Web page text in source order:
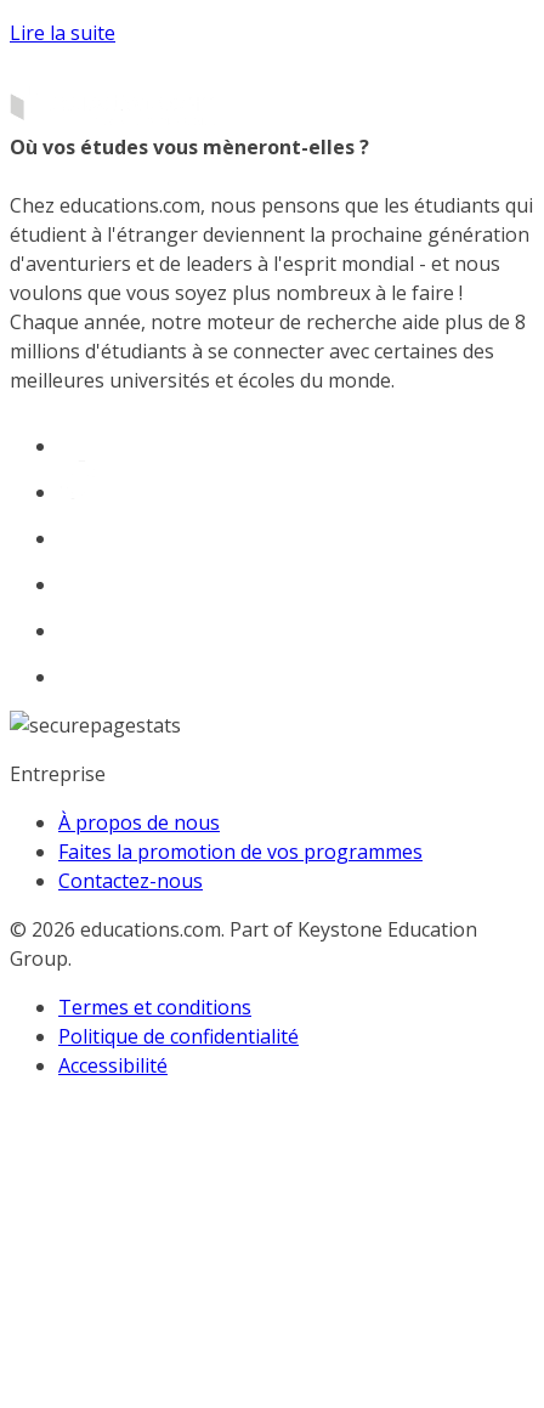
Lire la suite
Où vos études vous mèneront-elles ?
Chez educations.com, nous pensons que les étudiants qui
étudient à l'étranger deviennent la prochaine génération
d'aventuriers et de leaders à l'esprit mondial - et nous
voulons que vous soyez plus nombreux à le faire !
Chaque année, notre moteur de recherche aide plus de 8
millions d'étudiants à se connecter avec certaines des
meilleures universités et écoles du monde.
Entreprise
À propos de nous
Faites la promotion de vos programmes
Contactez-nous
© 2026 educations.com. Part of Keystone Education
Group.
Termes et conditions
Politique de confidentialité
Accessibilité